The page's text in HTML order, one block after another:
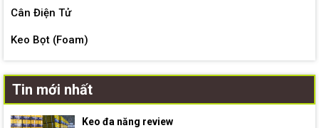
Cân Điện Tử
Keo Bọt (Foam)
Tin mới nhất
Keo đa năng review